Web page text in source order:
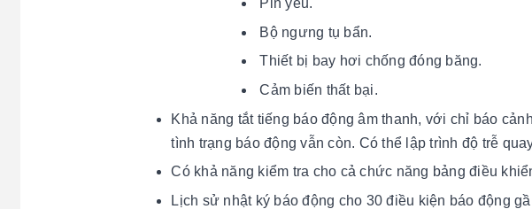
Pin yếu.
Bộ ngưng tụ bẩn.
Thiết bị bay hơi chống đóng băng.
Cảm biến thất bại.
Khả năng tắt tiếng báo động âm thanh, với chỉ báo
tình trạng báo động vẫn còn. Có thể lập trình độ trễ
Có khả năng kiểm tra cho cả chức năng bảng điều
Lịch sử nhật ký báo động cho 30 điều kiện báo động